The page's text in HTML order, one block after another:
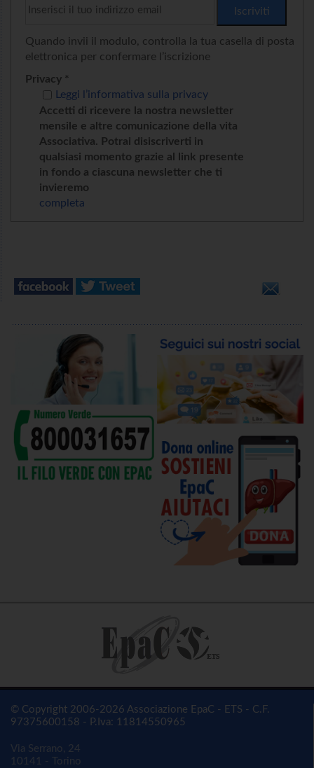
Quando invii il modulo, controlla la tua casella di posta
elettronica per confermare l’iscrizione
Privacy *
Accetti di ricevere la nostra newsletter
mensile e altre comunicazione della vita
Associativa. Potrai disiscriverti in
qualsiasi momento grazie al link presente
in fondo a ciascuna newsletter che ti
invieremo
Leggi l’informativa sulla privacy
completa
© Copyright 2006-2026 Associazione EpaC - ETS - C.F.
97375600158 - P.Iva: 11814550965
Via Serrano, 24
10141 - Torino